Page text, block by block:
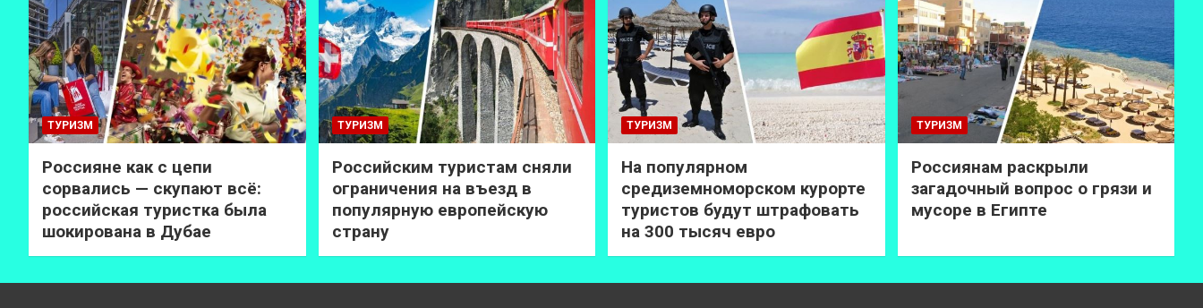
ТУРИЗМ
Россияне как с цепи
сорвались — скупают всё:
российская туристка была
шокирована в Дубае
ТУРИЗМ
Российским туристам сняли
ограничения на въезд в
популярную европейскую
страну
ТУРИЗМ
На популярном
средиземноморском курорте
туристов будут штрафовать
на 300 тысяч евро
ТУРИЗМ
Россиянам раскрыли
загадочный вопрос о грязи и
мусоре в Египте